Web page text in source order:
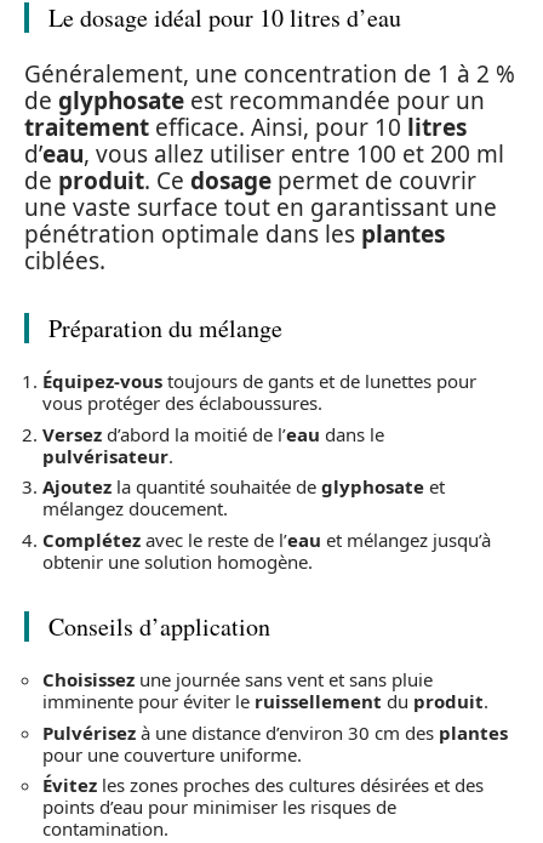
Le dosage idéal pour 10 litres d’eau
Généralement, une concentration de 1 à 2 %
de glyphosate est recommandée pour un
traitement efficace. Ainsi, pour 10 litres
d’eau, vous allez utiliser entre 100 et 200 ml
de produit. Ce dosage permet de couvrir
une vaste surface tout en garantissant une
pénétration optimale dans les plantes
ciblées.
Préparation du mélange
Équipez-vous toujours de gants et de lunettes pour
vous protéger des éclaboussures.
Versez d’abord la moitié de l’eau dans le
pulvérisateur.
Ajoutez la quantité souhaitée de glyphosate et
mélangez doucement.
Complétez avec le reste de l’eau et mélangez jusqu’à
obtenir une solution homogène.
Conseils d’application
Choisissez une journée sans vent et sans pluie
imminente pour éviter le ruissellement du produit.
Pulvérisez à une distance d’environ 30 cm des plantes
pour une couverture uniforme.
Évitez les zones proches des cultures désirées et des
points d’eau pour minimiser les risques de
contamination.